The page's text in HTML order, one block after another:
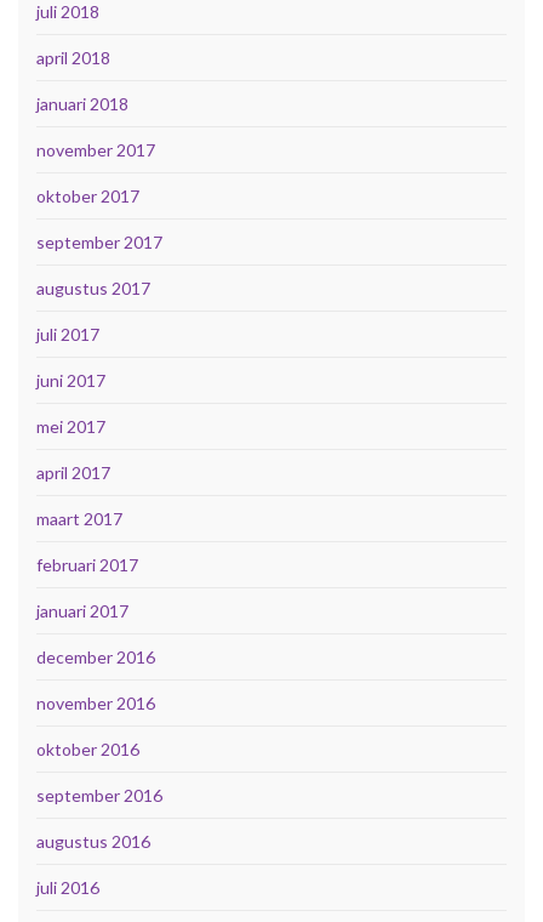
juli 2018
april 2018
januari 2018
november 2017
oktober 2017
september 2017
augustus 2017
juli 2017
juni 2017
mei 2017
april 2017
maart 2017
februari 2017
januari 2017
december 2016
november 2016
oktober 2016
september 2016
augustus 2016
juli 2016